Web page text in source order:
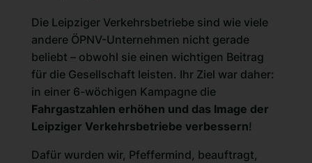
Die Leipziger Verkehrsbetriebe sind wie viele
andere ÖPNV-Unternehmen nicht gerade
beliebt – obwohl sie einen wichtigen Beitrag
für die Gesellschaft leisten. Ihr Ziel war daher:
in einer 6-wöchigen Kampagne die
Fahrgastzahlen erhöhen und das Image der
Leipziger Verkehrsbetriebe verbessern!
Dafür wurden wir, Pfeffermind, beauftragt,